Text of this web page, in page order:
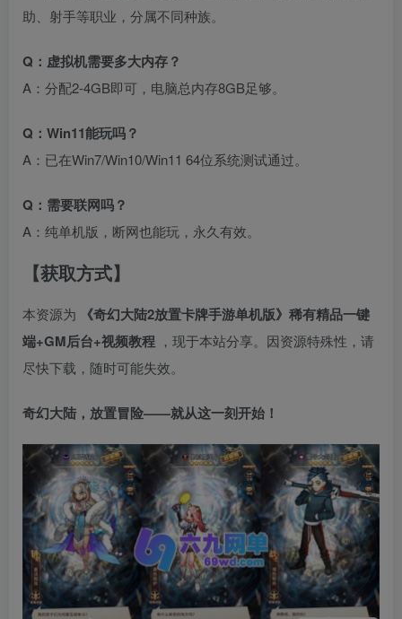
助、射手等职业，分属不同种族。
Q：虚拟机需要多大内存？
A：分配2-4GB即可，电脑总内存8GB足够。
Q：Win11能玩吗？
A：已在Win7/Win10/Win11 64位系统测试通过。
Q：需要联网吗？
A：纯单机版，断网也能玩，永久有效。
【获取方式】
本资源为
《奇幻大陆2放置卡牌手游单机版》稀有精品一键
端+GM后台+视频教程 ，现于本站分享。因资源特殊性，请
尽快下载，随时可能失效。
奇幻大陆，放置冒险——就从这一刻开始！